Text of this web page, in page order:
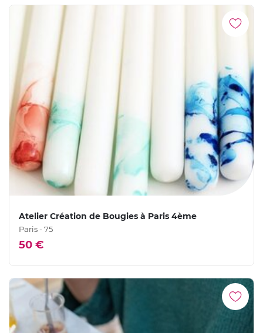
Atelier Création de Bougies à Paris 4ème
Paris - 75
50 €